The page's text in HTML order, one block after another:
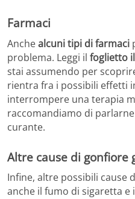
Farmaci
Anchealcuni tipi di farmaci
problema. Leggi il foglietto
stai assumendo per
rientra fra i possibili effetti
interrompere una terapia
raccomandiamo di
curante.
Altre cause di gonfiore
Infine, altre possibili cause
anche il fumo di sigaretta e